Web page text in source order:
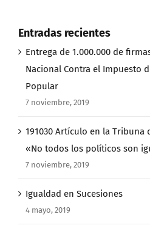
Entradas recientes
Entrega de 1.000.000 de
Nacional Contra el Impuesto
Popular
7 noviembre, 2019
191030 Artículo en la Tribuna
«No todos los políticos son
7 noviembre, 2019
Igualdad en Sucesiones
4 mayo, 2019